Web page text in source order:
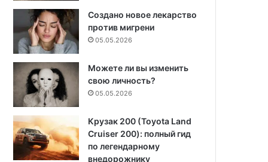
Создано новое лекарство
против мигрени
05.05.2026
Можете ли вы изменить
свою личность?
05.05.2026
Крузак 200 (Toyota Land
Cruiser 200): полный гид
по легендарному
внедорожнику